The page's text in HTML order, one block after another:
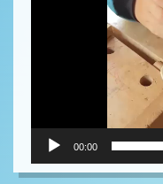
00:00